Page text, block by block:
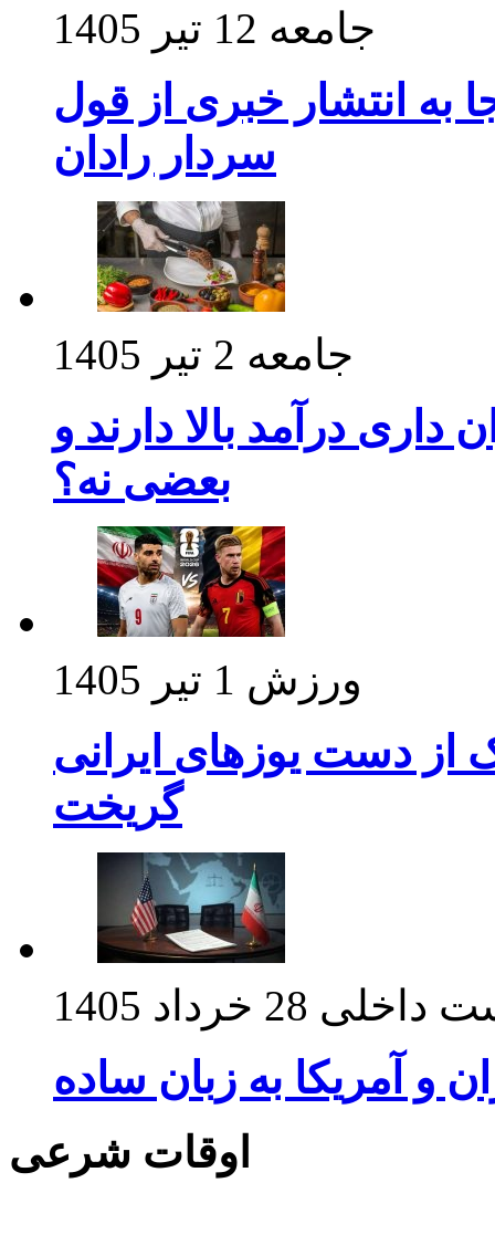
جامعه 12 تیر 1405
به انتشار خبری از قول
سردار رادان
جامعه 2 تیر 1405
درآمد بالا دارند و
بعضی نه؟
ورزش 1 تیر 1405
از دست یوزهای ایرانی
گریخت
داخلی 28 خرداد 1405
و آمریکا به زبان ساده
اوقات شرعی